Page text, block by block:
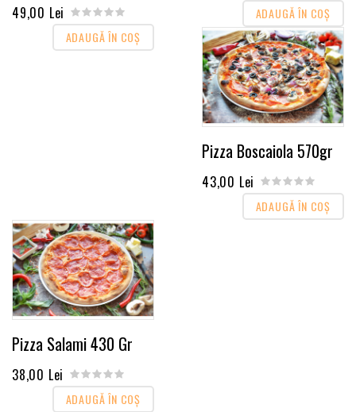
49,00 Lei
ADAUGĂ ÎN COŞ
ADAUGĂ ÎN COŞ
Pizza Boscaiola 570gr
43,00 Lei
ADAUGĂ ÎN COŞ
Pizza Salami 430 Gr
38,00 Lei
ADAUGĂ ÎN COŞ